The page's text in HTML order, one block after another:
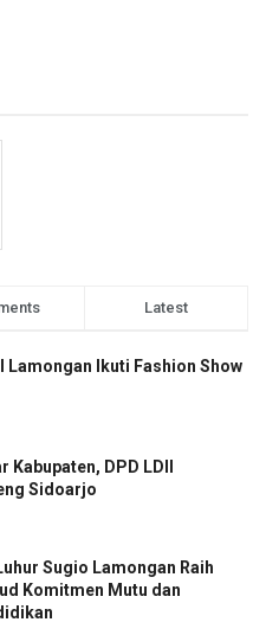
Latest
Lamongan Ikuti Fashion Show
Kabupaten, DPD LDII
Sidoarjo
Sugio Lamongan Raih
Komitmen Mutu dan